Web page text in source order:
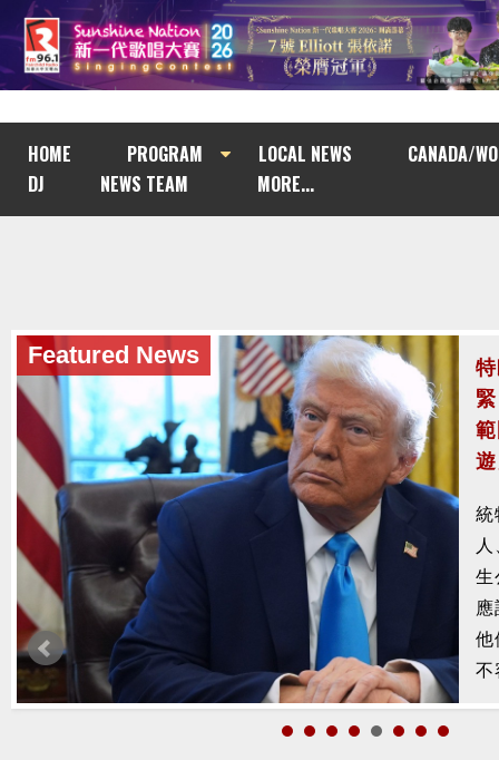
HOME PROGRAM LOCAL NEWS
CANADA/
DJ
NEWS TEAM MORE...
Featured News
槍
示
者